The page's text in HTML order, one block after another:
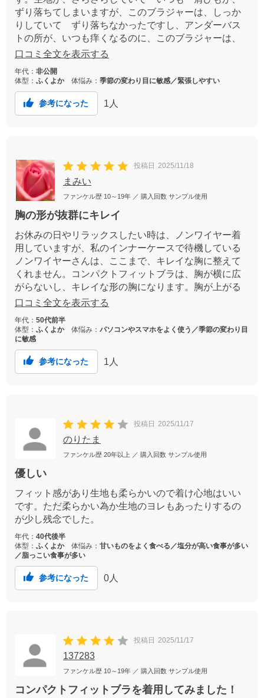
ずり落ちてしまいますが、このブラジャーは、しっか
りしていて ずり落ちなかったですし、アンダーバス
トの所が、いつも痒くなるのに、このブラジャーは、
全く痒みもなくて しっかり バストも、包んでくれ
口コミ全文を表示する
年代： 非公開
体型： ふくよか体悩み： 季節の変わり目に敏感／緊張しやすい
参考になった 1 人
投稿日 2025/11/18
まみい
ファンケル歴 10～19年 ／ 購入回数 サンプル使用
胸の形が抜群にキレイ
お休みの日やリラックスしたい時は、ノンワイヤー着
用していますが、私のインナーケースで待機している
ノンワイヤーさんは、ここまで、キレイな胸に整えて
くれません。コンパクトフィットブラは、胸が横に広
がらないし、キレイな形の胸になります。胸が上がる
と自然と姿勢もキレイになります。素材もサラッとし
口コミ全文を表示する
年代： 50代前半
体型： ふくよか体悩み： パソコンやスマホをよく使う／季節の変わり目
に敏感
参考になった 1 人
投稿日 2025/11/17
のりたま
ファンケル歴 20年以上 ／ 購入回数 サンプル使用
優しい
フィット感があり生地も柔らかいので着け心地はいい
です。ただ柔らかい為か生地のヨレもあったりするの
が少し残念でした。
年代： 40代後半
体型： ふくよか体悩み： 甘いものをよく食べる／塩分が高い食事が多い
／脂っこい食事が多い
参考になった 0 人
投稿日 2025/11/17
137283
ファンケル歴 10～19年 ／ 購入回数 サンプル使用
コンパクトフィットブラを着用してみました！